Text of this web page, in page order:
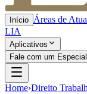
Início Áreas de
LIA
Aplicativos
Fale com um
Home›Direito